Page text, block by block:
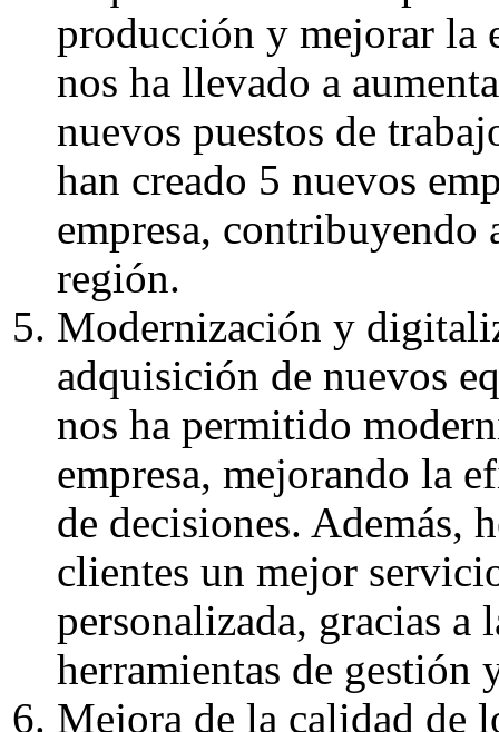
producción y mejorar la
nos ha llevado a
nuevos puestos de
han creado 5 nuevos
empresa, contribuyendo
región.
Modernización y
adquisición de nuevos
nos ha permitido
empresa, mejorando la
de decisiones. Además,
clientes un mejor
personalizada, gracias a
herramientas de gestión
Mejora de la calidad de